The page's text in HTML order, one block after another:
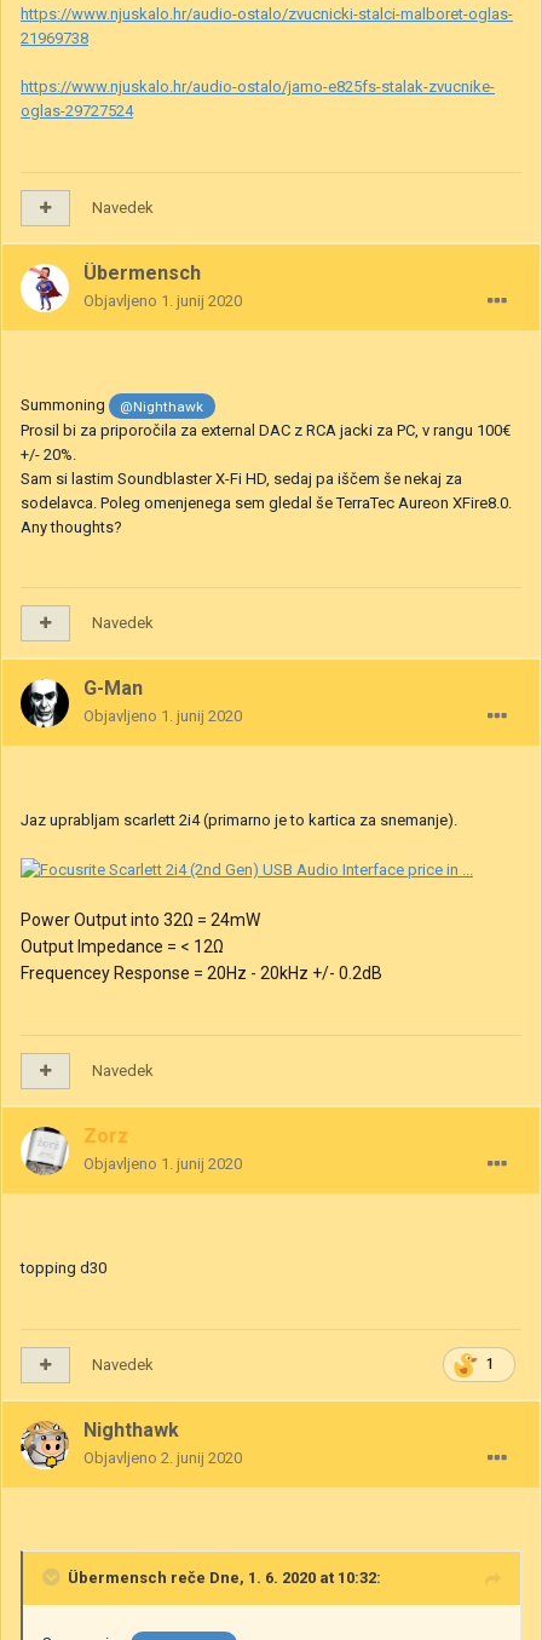
https://www.njuskalo.hr/audio-ostalo/zvucnicki-stalci-malboret-oglas-
21969738
https://www.njuskalo.hr/audio-ostalo/jamo-e825fs-stalak-zvucnike-
oglas-29727524
Navedek
Übermensch
Objavljeno 1. junij 2020
Summoning @Nighthawk
Prosil bi za priporočila za external DAC z RCA jacki za PC, v rangu 100€
+/- 20%.
Sam si lastim Soundblaster X-Fi HD, sedaj pa iščem še nekaj za
sodelavca. Poleg omenjenega sem gledal še TerraTec Aureon XFire8.0.
Any thoughts?
Navedek
G-Man
Objavljeno 1. junij 2020
Jaz uprabljam scarlett 2i4 (primarno je to kartica za snemanje).
Power Output into 32Ω = 24mW
Output Impedance = < 12Ω
Frequencey Response = 20Hz - 20kHz +/- 0.2dB
Navedek
Zorz
Objavljeno 1. junij 2020
topping d30
1
Navedek
Nighthawk
Objavljeno 2. junij 2020
Übermensch reče Dne, 1. 6. 2020 at 10:32: